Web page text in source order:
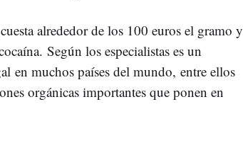
alrededor de los 100 euros el gramo y
Según los especialistas es un
en muchos países del mundo, entre ellos
orgánicas importantes que ponen en